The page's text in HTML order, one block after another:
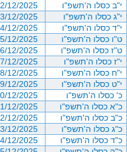
י"ב כסלו ה'תשפ"ו
12/2025
י"ג כסלו ה'תשפ"ו
12/2025
י"ד כסלו ה'תשפ"ו
12/2025
ט"ו כסלו ה'תשפ"ו
12/2025
ט"ז כסלו ה'תשפ"ו
12/2025
י"ז כסלו ה'תשפ"ו
12/2025
י"ח כסלו ה'תשפ"ו
12/2025
י"ט כסלו ה'תשפ"ו
12/2025
כ' כסלו ה'תשפ"ו
12/2025
כ"א כסלו ה'תשפ"ו
12/2025
כ"ב כסלו ה'תשפ"ו
12/2025
כ"ג כסלו ה'תשפ"ו
12/2025
כ"ד כסלו ה'תשפ"ו
12/2025